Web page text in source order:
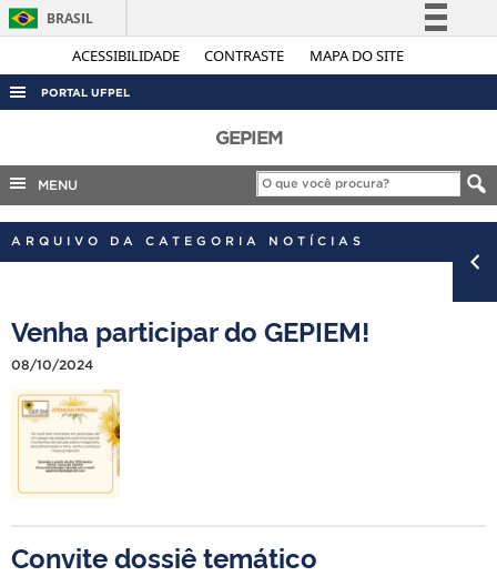
ACESSIBILIDADE CONTRASTE MAPA DO SITE
BRASIL
Simplifique!
Legislação
Canais
PORTAL UFPEL
AUDITORIA
COBALTO
CONCURSOS
OUVIDORIA
PORTARIAS
TELEFONES
GEPIEM
MENU
ARQUIVO DA CATEGORIA NOTÍCIAS
Venha participar do GEPIEM!
08/10/2024
Convite dossiê temático